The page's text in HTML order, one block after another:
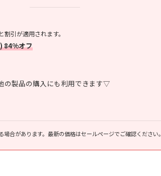
割引が適用されます。
84%オフ
の製品の購入にも利用できます▽
合があります。最新の価格はセールページでご確認ください。